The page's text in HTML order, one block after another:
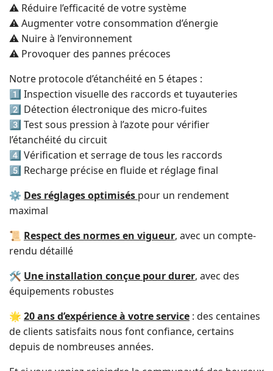
⚠️ Réduire l’efficacité de votre système
⚠️ Augmenter votre consommation d’énergie
⚠️ Nuire à l’environnement
⚠️ Provoquer des pannes précoces
Notre protocole d’étanchéité en 5 étapes :
1️⃣ Inspection visuelle des raccords et tuyauteries
2️⃣ Détection électronique des micro-fuites
3️⃣ Test sous pression à l’azote pour vérifier
l’étanchéité du circuit
4️⃣ Vérification et serrage de tous les raccords
5️⃣ Recharge précise en fluide et réglage final
⚙️ Des réglages optimisés pour un rendement
maximal
📜 Respect des normes en vigueur, avec un compte-
rendu détaillé
🛠️ Une installation conçue pour durer, avec des
équipements robustes
🌟 20 ans d’expérience à votre service : des centaines
de clients satisfaits nous font confiance, certains
depuis de nombreuses années.